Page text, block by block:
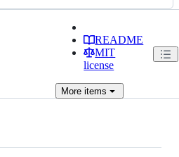
README
MIT
license
More items